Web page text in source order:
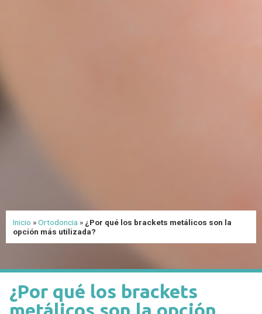
Inicio »Ortodoncia » ¿Por qué los brackets metálicos son la
opción más utilizada?
¿Por qué los brackets
metálicos son la opción